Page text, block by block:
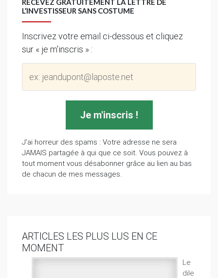
RECEVEZ GRATUITEMENT LA LETTRE DE
L’INVESTISSEUR SANS COSTUME
Inscrivez votre email ci-dessous et cliquez
sur « je m'inscris » :
J'ai horreur des spams : Votre adresse ne sera
JAMAIS partagée à qui que ce soit. Vous pouvez à
tout moment vous désabonner grâce au lien au bas
de chacun de mes messages.
ARTICLES LES PLUS LUS EN CE
MOMENT
Le
dile